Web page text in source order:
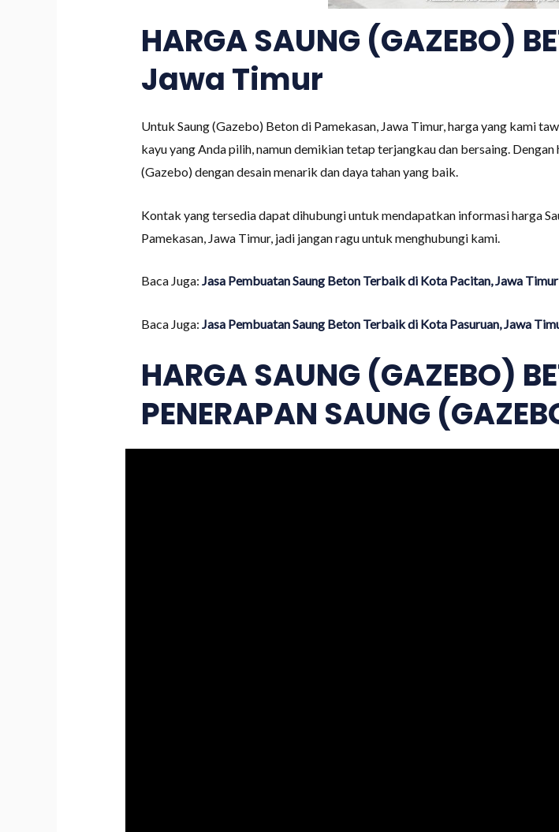
HARGA SAUNG (GAZEBO)
Jawa Timur
Untuk Saung (Gazebo) Beton di Pamekasan, Jawa Timur, harga yang kami
kayu yang Anda pilih, namun demikian tetap terjangkau dan bersaing.
(Gazebo) dengan desain menarik dan daya tahan yang baik.
Kontak yang tersedia dapat dihubungi untuk mendapatkan informasi harga
Pamekasan, Jawa Timur, jadi jangan ragu untuk menghubungi kami.
Baca Juga: Jasa Pembuatan Saung Beton Terbaik di Kota Pacitan, Jawa Timur
Baca Juga: Jasa Pembuatan Saung Beton Terbaik di Kota Pasuruan, Jawa
HARGA SAUNG (GAZEBO)
PENERAPAN SAUNG